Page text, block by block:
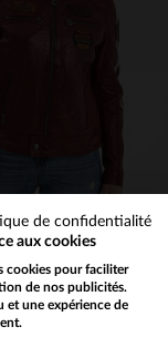
DISPONIBLES
ROSE GARDEN
Cuir de mouton rouge Syrah, col motard, coupe regular et souple.
299,00 €
TOUTES SAISONS
English site?
de confidentialité
aux cookies
cookies pour faciliter
de nos publicités.
et une expérience de